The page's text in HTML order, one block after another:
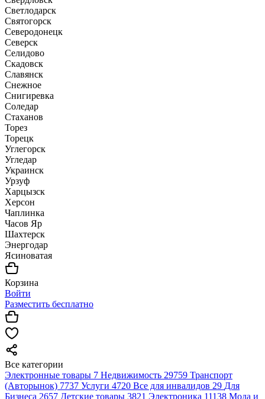
Светлодарск
Святогорск
Северодонецк
Северск
Селидово
Скадовск
Славянск
Снежное
Снигиревка
Соледар
Стаханов
Торез
Торецк
Углегорск
Угледар
Украинск
Урзуф
Харцызск
Херсон
Чаплинка
Часов Яр
Шахтерск
Энергодар
Ясиноватая
Корзина
Войти
Разместить бесплатно
Все категории
Электронные товары 7 Недвижимость 29759 Транспорт
(Авторынок) 7737 Услуги 4720 Все для инвалидов 29 Для
Бизнеса 2657 Детские товары 3821 Электроника 11138 Мода и